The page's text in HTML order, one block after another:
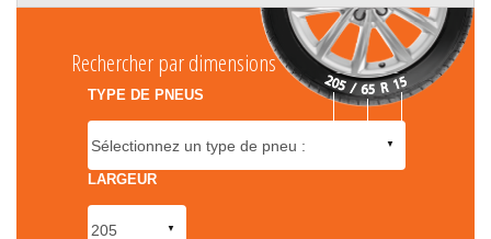
Rechercher par dimensions
TYPE DE PNEUS
LARGEUR